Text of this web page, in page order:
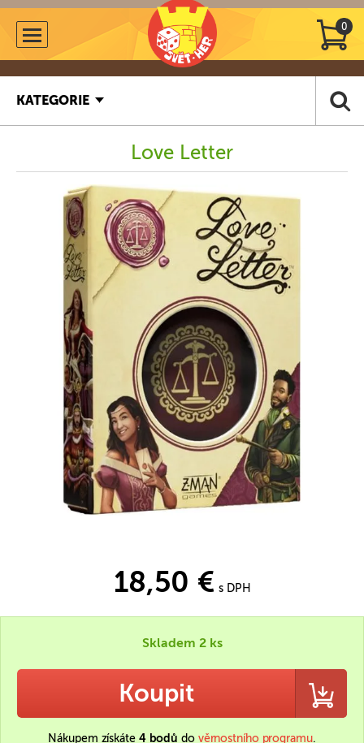
0
KATEGORIE
Love Letter
18,50 € s DPH
Skladem 2 ks
Koupit
Nákupem získáte 4 bodů do věrnostního programu.